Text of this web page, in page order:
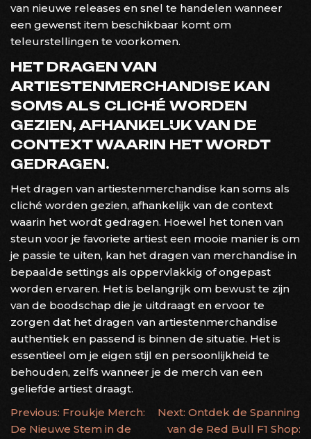
van nieuwe releases en snel te handelen wanneer
een gewenst item beschikbaar komt om
teleurstellingen te voorkomen.
HET DRAGEN VAN
ARTIESTENMERCHANDISE KAN
SOMS ALS CLICHÉ WORDEN
GEZIEN, AFHANKELIJK VAN DE
CONTEXT WAARIN HET WORDT
GEDRAGEN.
Het dragen van artiestenmerchandise kan soms als
cliché worden gezien, afhankelijk van de context
waarin het wordt gedragen. Hoewel het tonen van
steun voor je favoriete artiest een mooie manier is om
je passie te uiten, kan het dragen van merchandise in
bepaalde settings als oppervlakkig of ongepast
worden ervaren. Het is belangrijk om bewust te zijn
van de boodschap die je uitdraagt en ervoor te
zorgen dat het dragen van artiestenmerchandise
authentiek en passend is binnen de situatie. Het is
essentieel om je eigen stijl en persoonlijkheid te
behouden, zelfs wanneer je de merch van een
geliefde artiest draagt.
BERICHTNAVIGATIE
Previous: Froukje Merch:
De Nieuwe Stem in de
Next: Ontdek de Spanning
van de Red Bull F1 Shop: